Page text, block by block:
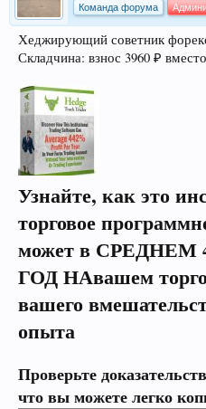
Команда форума
Хеджирующий советник
Складчина: взнос 3960 ₽
Узнайте, как это
торговое
может в СРЕДНЕМ
ГОД НАвашем
вашего
опыта
Проверьте
чтовы можете легко